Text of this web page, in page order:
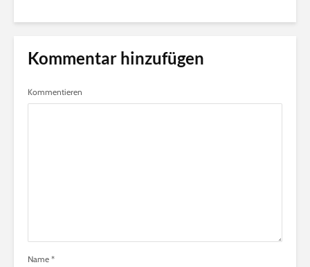
Kommentar hinzufügen
Kommentieren
Name *